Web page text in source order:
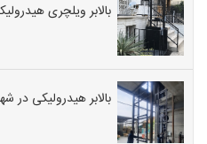
بالابر ویلچری
بالابر هیدرولیکی